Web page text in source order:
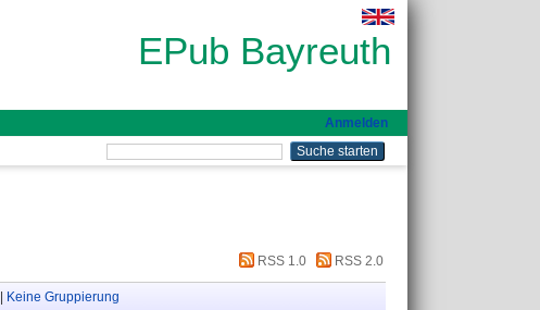
EPub Bayreuth
Anmelden
RSS 1.0 RSS 2.0
Keine Gruppierung